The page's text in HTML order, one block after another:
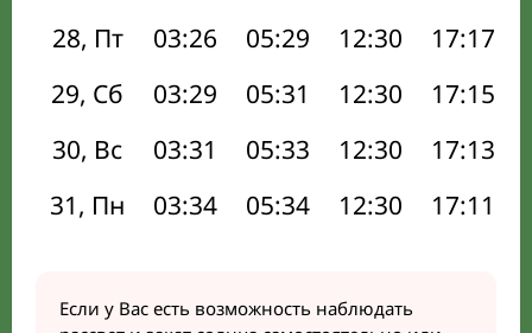
28, Пт
03:26 05:29 12:30 17:17
29, Сб
03:29 05:31 12:30 17:15
30, Вс
03:31 05:33 12:30 17:13
31, Пн
03:34 05:34 12:30 17:11
Если у Вас есть возможность наблюдать